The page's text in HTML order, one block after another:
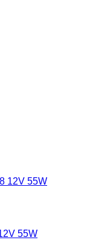
55W